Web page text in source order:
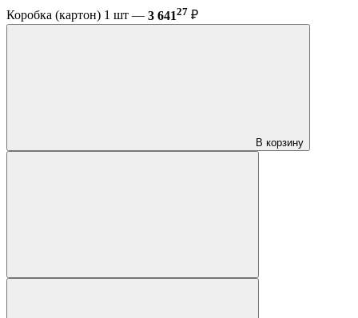
Коробка (картон) 1 шт — 3 64127 ₽
В корзину